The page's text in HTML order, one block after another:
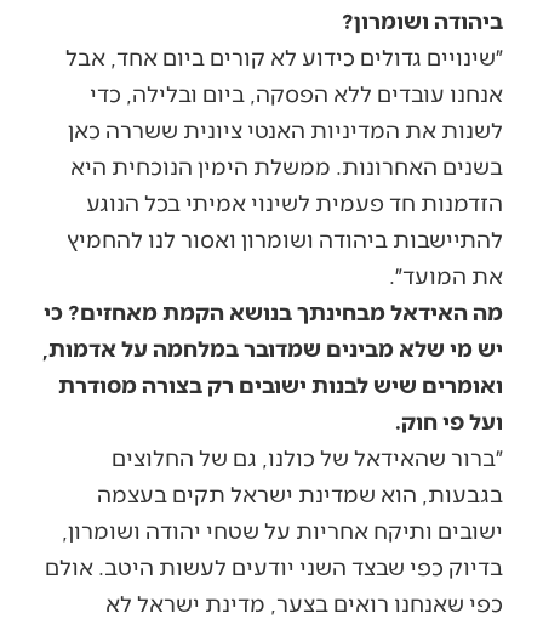
ביהודה ושומרון?
״שינויים גדולים כידוע לא קורים ביום אחד, אבל
אנחנו עובדים ללא הפסקה, ביום ובלילה, כדי
לשנות את המדיניות האנטי ציונית ששררה כאן
בשנים האחרונות. ממשלת הימין הנוכחית היא
הזדמנות חד פעמית לשינוי אמיתי בכל הנוגע
להתיישבות ביהודה ושומרון ואסור לנו להחמיץ
את המועד״.
מה האידאל מבחינתך בנושא הקמת מאחזים? כי
יש מי שלא מבינים שמדובר במלחמה על אדמות,
ואומרים שיש לבנות ישובים רק בצורה מסודרת
ועל פי חוק.
״ברור שהאידאל של כולנו, גם של החלוצים
בגבעות, הוא שמדינת ישראל תקים בעצמה
ישובים ותיקח אחריות על שטחי יהודה ושומרון,
בדיוק כפי שבצד השני יודעים לעשות היטב. אולם
כפי שאנחנו רואים בצער, מדינת ישראל לא